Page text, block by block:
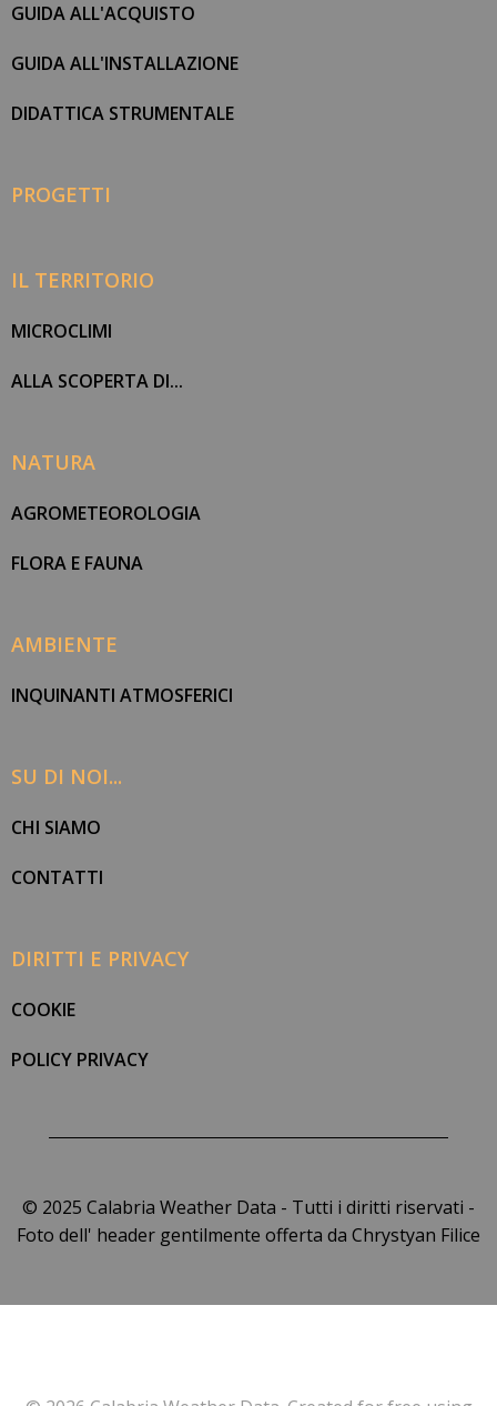
GUIDA ALL'ACQUISTO
GUIDA ALL'INSTALLAZIONE
DIDATTICA STRUMENTALE
PROGETTI
IL TERRITORIO
MICROCLIMI
ALLA SCOPERTA DI...
NATURA
AGROMETEOROLOGIA
FLORA E FAUNA
AMBIENTE
INQUINANTI ATMOSFERICI
SU DI NOI...
CHI SIAMO
CONTATTI
DIRITTI E PRIVACY
COOKIE
POLICY PRIVACY
© 2025 Calabria Weather Data - Tutti i diritti riservati -
Foto dell' header gentilmente offerta da Chrystyan Filice